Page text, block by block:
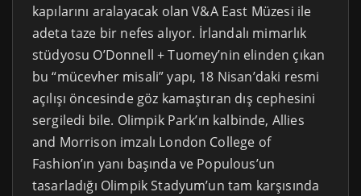
kapılarını aralayacak olan V&A East Müzesi ile
adeta taze bir nefes alıyor. İrlandalı mimarlık
stüdyosu O’Donnell + Tuomey’nin elinden çıkan
bu “mücevher misali” yapı, 18 Nisan’daki resmi
açılışı öncesinde göz kamaştıran dış cephesini
sergiledi bile. Olimpik Park’ın kalbinde, Allies
and Morrison imzalı London College of
Fashion’ın yanı başında ve Populous’un
tasarladığı Olimpik Stadyum’un tam karşısında